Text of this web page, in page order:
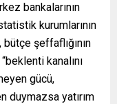
bankalarının
kurumlarının
şeffaflığının
kanalını
gücü,
duymazsa yatırım